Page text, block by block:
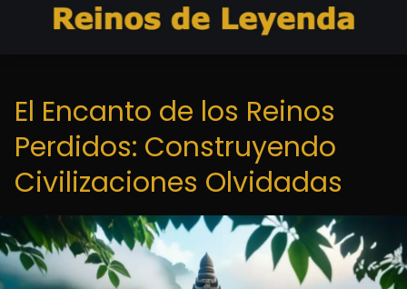
El Encanto de los Reinos
Perdidos: Construyendo
Civilizaciones Olvidadas